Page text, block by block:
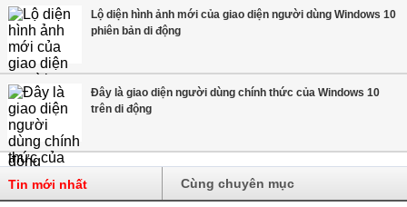
Lộ diện hình ảnh mới của giao diện người dùng Windows 10
phiên bản di động
Đây là giao diện người dùng chính thức của Windows 10
trên di động
Tin mới nhất Cùng chuyên mục